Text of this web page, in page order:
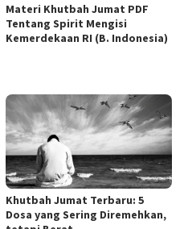
Materi Khutbah Jumat PDF
Tentang Spirit Mengisi
Kemerdekaan RI (B. Indonesia)
Khutbah Jumat Terbaru: 5
Dosa yang Sering Diremehkan,